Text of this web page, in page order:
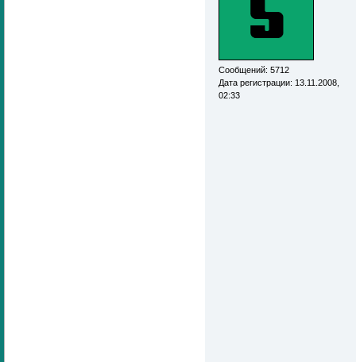
Сообщений: 5712
Дата регистрации: 13.11.2008,
02:33